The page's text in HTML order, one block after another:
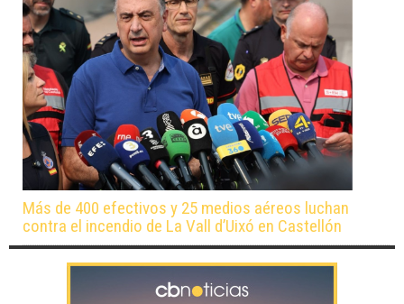
Más de 400 efectivos y 25 medios aéreos luchan
contra el incendio de La Vall d’Uixó en Castellón